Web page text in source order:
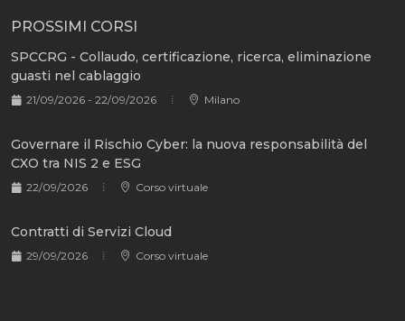
PROSSIMI CORSI
SPCCRG - Collaudo, certificazione, ricerca, eliminazione
guasti nel cablaggio
21/09/2026 - 22/09/2026 Milano
Governare il Rischio Cyber: la nuova responsabilità del
CXO tra NIS 2 e ESG
22/09/2026 Corso virtuale
Contratti di Servizi Cloud
29/09/2026 Corso virtuale